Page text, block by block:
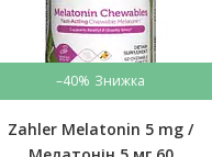
–40%
Zahler Melatonin 5 mg /